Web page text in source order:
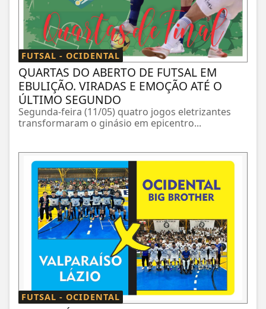
FUTSAL - OCIDENTAL
QUARTAS DO ABERTO DE FUTSAL EM
EBULIÇÃO. VIRADAS E EMOÇÃO ATÉ O
ÚLTIMO SEGUNDO
Segunda-feira (11/05) quatro jogos eletrizantes
transformaram o ginásio em epicentro...
FUTSAL - OCIDENTAL